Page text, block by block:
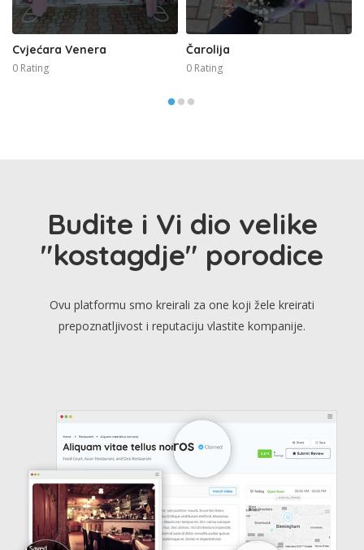
Cvjećara Venera
0 Rating
Čarolija
0 Rating
Budite i Vi dio velike
"kostagdje" porodice
Ovu platformu smo kreirali za one koji žele kreirati
prepoznatljivost i reputaciju vlastite kompanije.